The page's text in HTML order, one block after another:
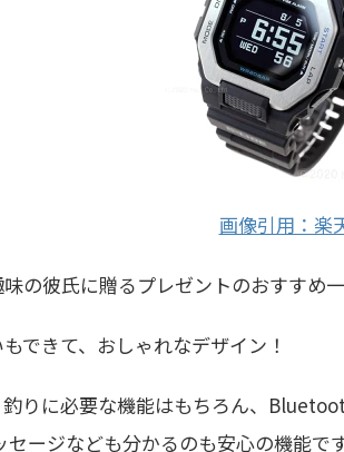
画像引用：楽
の彼氏に贈るプレゼントのおすすめ
できて、おしゃれなデザイン！
釣りに必要な機能はもちろん、
セージなども分かるのも安心の機能です